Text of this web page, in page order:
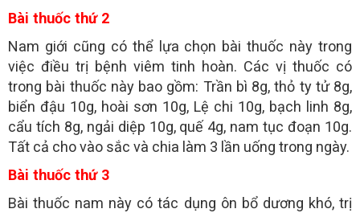
Bài thuốc thứ 2
Nam giới cũng có thể lựa chọn bài thuốc này trong
việc điều trị bệnh viêm tinh hoàn. Các vị thuốc có
trong bài thuốc này bao gồm: Trần bì 8g, thỏ ty tử 8g,
biển đậu 10g, hoài sơn 10g, Lệ chi 10g, bạch linh 8g,
cẩu tích 8g, ngải diệp 10g, quế 4g, nam tục đoạn 10g.
Tất cả cho vào sắc và chia làm 3 lần uống trong ngày.
Bài thuốc thứ 3
Bài thuốc nam này có tác dụng ôn bổ dương khó, trị